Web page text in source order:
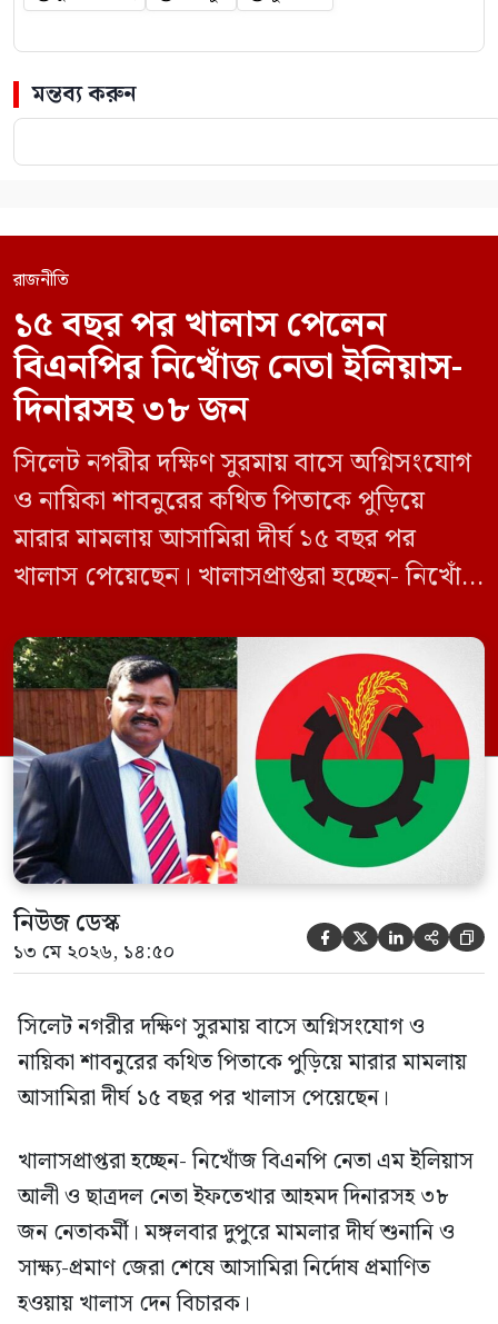
মন্তব্য করুন
রাজনীতি
১৫ বছর পর খালাস পেলেন
বিএনপির নিখোঁজ নেতা ইলিয়াস-
দিনারসহ ৩৮ জন
সিলেট নগরীর দক্ষিণ সুরমায় বাসে অগ্নিসংযোগ
ও নায়িকা শাবনুরের কথিত পিতাকে পুড়িয়ে
মারার মামলায় আসামিরা দীর্ঘ ১৫ বছর পর
খালাস পেয়েছেন। খালাসপ্রাপ্তরা হচ্ছেন- নিখোঁজ
ইফতেখার আহমদ দিনারসহ ৩৮ জন নেতাকর্মী।
মঙ্গলবার দুপুরে মামলার দীর্ঘ শুনানি ও সাক্ষ্য-
প্রমাণ জেরা শেষে আসামিরা নির্দোষ প্রমাণিত
হওয়ায় খালাস দেন বিচারক। মানবপাচার […]
নিউজ ডেস্ক
১৩ মে ২০২৬, ১৪:৫০     
সিলেট নগরীর দক্ষিণ সুরমায় বাসে অগ্নিসংযোগ ও
নায়িকা শাবনুরের কথিত পিতাকে পুড়িয়ে মারার মামলায়
আসামিরা দীর্ঘ ১৫ বছর পর খালাস পেয়েছেন।
খালাসপ্রাপ্তরা হচ্ছেন- নিখোঁজ বিএনপি নেতা এম ইলিয়াস
আলী ও ছাত্রদল নেতা ইফতেখার আহমদ দিনারসহ ৩৮
জন নেতাকর্মী। মঙ্গলবার দুপুরে মামলার দীর্ঘ শুনানি ও
সাক্ষ্য-প্রমাণ জেরা শেষে আসামিরা নির্দোষ প্রমাণিত
হওয়ায় খালাস দেন বিচারক।